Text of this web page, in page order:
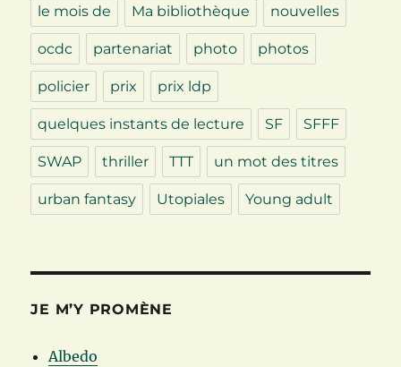
le mois de Ma bibliothèque nouvelles
ocdc partenariat photo photos
policier prix prix ldp
quelques instants de lecture SF SFFF
SWAP thriller TTT un mot des titres
urban fantasy Utopiales Young adult
JE M’Y PROMÈNE
Albedo